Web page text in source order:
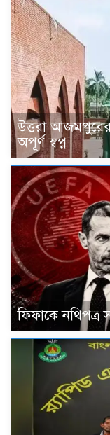
উত্তরা আজমপুরের
অপূর্ণ স্বপ্ন
ফিফাকে নথিপত্র